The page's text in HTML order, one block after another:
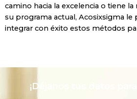
camino hacia la excelencia o tiene la
su programa actual, Acosixsigma
integrar con éxito estos métodos
¡Déjanos tus datos para